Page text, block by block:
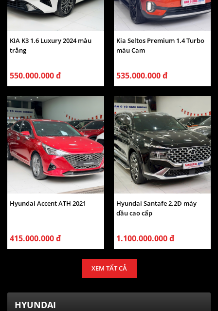
KIA K3 1.6 Luxury 2024 màu
trắng
550.000.000 đ
Kia Seltos Premium 1.4 Turbo
màu Cam
535.000.000 đ
Hyundai Accent ATH 2021
415.000.000 đ
Hyundai Santafe 2.2D máy
dầu cao cấp
1.100.000.000 đ
XEM TẤT CẢ
HYUNDAI